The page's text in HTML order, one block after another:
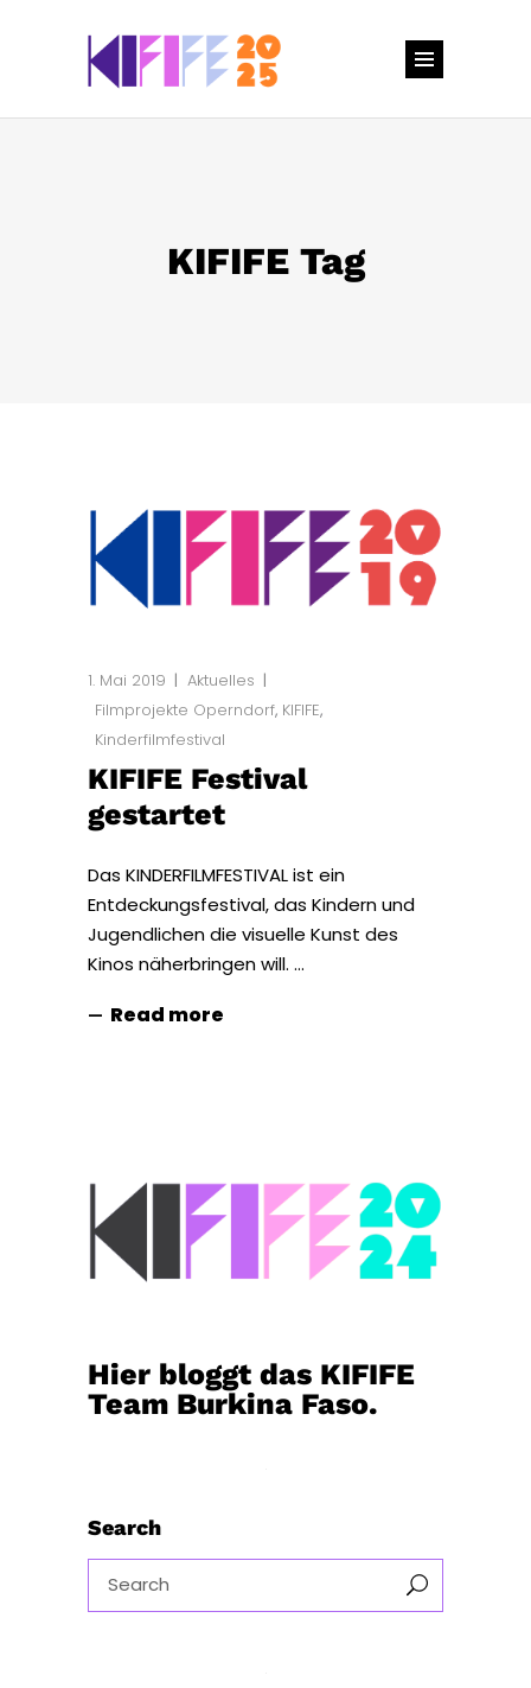
KIFIFE Tag
1. Mai 2019
Aktuelles
Filmprojekte Operndorf, KIFIFE,
Kinderfilmfestival
KIFIFE Festival
gestartet
Das KINDERFILMFESTIVAL ist ein
Entdeckungsfestival, das Kindern und
Jugendlichen die visuelle Kunst des
Kinos näherbringen will.
Read more
Hier bloggt das KIFIFE
Team Burkina Faso.
Search